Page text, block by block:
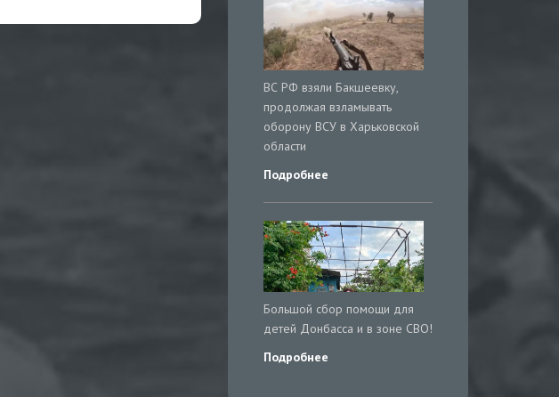
ВС РФ взяли Бакшеевку,
продолжая взламывать
оборону ВСУ в Харьковской
области
Подробнее
Большой сбор помощи для
детей Донбасса и в зоне СВО!
Подробнее